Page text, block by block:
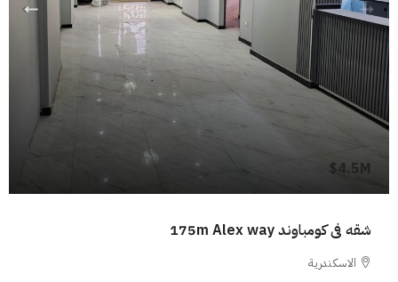
4.5M$
شقه فى كومباوند 175m Alex way
الاسكندرية